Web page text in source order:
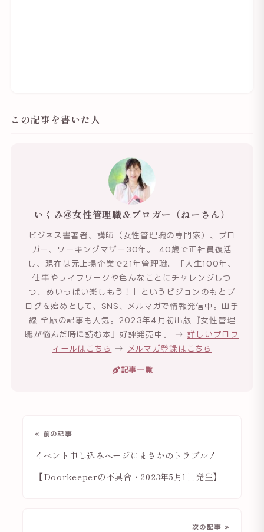
この記事を書いた人
いくみ@女性管理職＆ブロガー（ねーさん）
ビジネス書著者、講師（女性管理職の専門家）、ブロ
ガー、ワーキングマザー30年。 40歳で正社員復活
し、現在は元上場企業で21年管理職。「人生100年、
仕事やライフワークや色んなことにチャレンジしつ
つ、めいっぱい楽しもう！」というビジョンのもとブ
ログを始めとして、SNS、メルマガで情報発信中。山手
線 全駅の記事も人気。2023年4月初出版『女性管理
職が悩んだ時に読む本』好評発売中。 → 詳しいプロフ
ィールはこちら → メルマガ登録はこちら
記事一覧
« 前の記事
イベント申し込みページにまさかのトラブル！
【Doorkeeperの不具合・2023年5月1日発生】
次の記事 »